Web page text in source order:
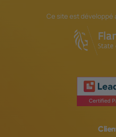
Ce site est développé